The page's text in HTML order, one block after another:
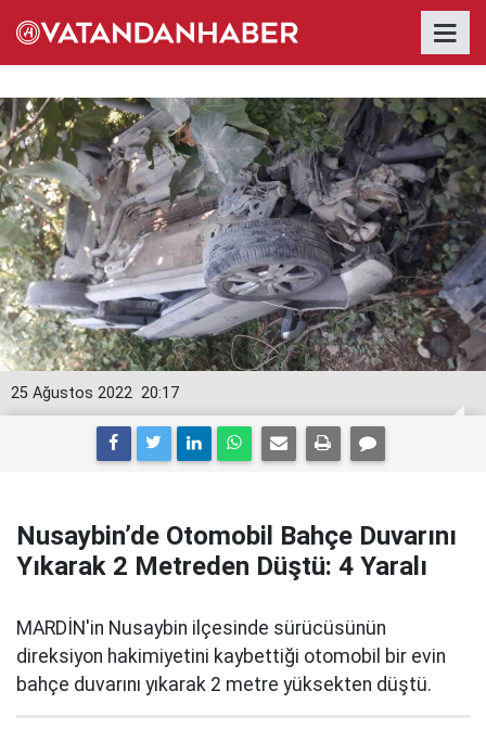
20:17
25 Ağustos 2022
Nusaybin’de Otomobil Bahçe Duvarını
Yıkarak 2 Metreden Düştü: 4 Yaralı
MARDİN'in Nusaybin ilçesinde sürücüsünün
direksiyon hakimiyetini kaybettiği otomobil bir evin
bahçe duvarını yıkarak 2 metre yüksekten düştü.